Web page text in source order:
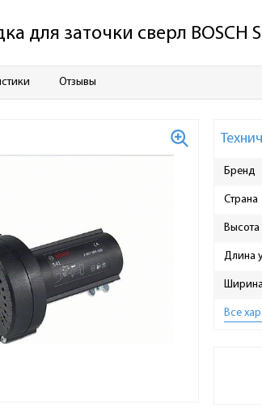
для заточки сверл BOSCH
Отзывы
Бренд
Страна
Длина
Все